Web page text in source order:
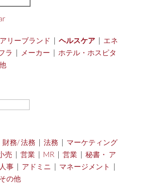
リーブランド | ヘルスケア| エネ
ラ | メーカー | ホテル・ホスピタ
財務/ 法務 | 法務 | マーケティング
売 | 営業 | MR | 営業 | 秘書・ ア
人事| アドミニ | マネージメント
|
その他